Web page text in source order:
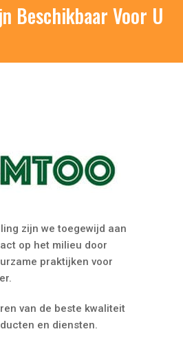
Beschikbaar Voor U
zijn we toegewijd aan
op het milieu door
praktijken voor
van de beste kwaliteit
en diensten.